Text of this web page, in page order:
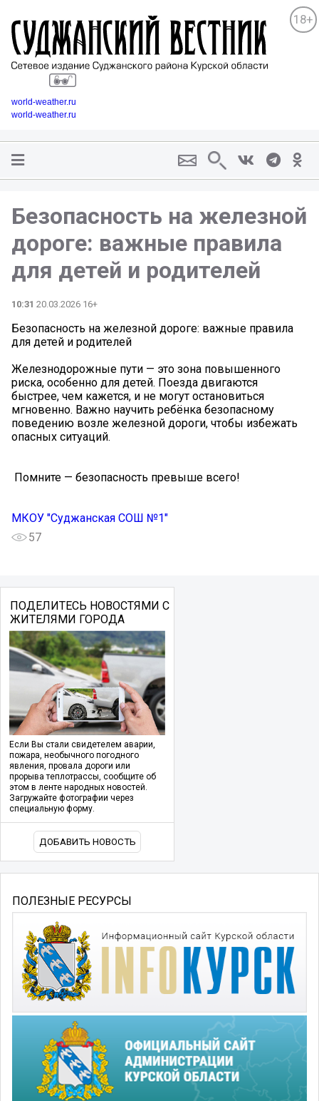
18+
world-weather.ru
world-weather.ru
Безопасность на железной
дороге: важные правила
для детей и родителей
10:31 20.03.2026 16+
Безопасность на железной дороге: важные правила
для детей и родителей
Железнодорожные пути — это зона повышенного
риска, особенно для детей. Поезда двигаются
быстрее, чем кажется, и не могут остановиться
мгновенно. Важно научить ребёнка безопасному
поведению возле железной дороги, чтобы избежать
опасных ситуаций.
️ Помните — безопасность превыше всего!
МКОУ "Суджанская СОШ №1"
57
ПОДЕЛИТЕСЬ НОВОСТЯМИ С
ЖИТЕЛЯМИ ГОРОДА
Если Вы стали свидетелем аварии,
пожара, необычного погодного
явления, провала дороги или
прорыва теплотрассы, сообщите об
этом в ленте народных новостей.
Загружайте фотографии через
специальную форму.
ДОБАВИТЬ НОВОСТЬ
ПОЛЕЗНЫЕ РЕСУРСЫ